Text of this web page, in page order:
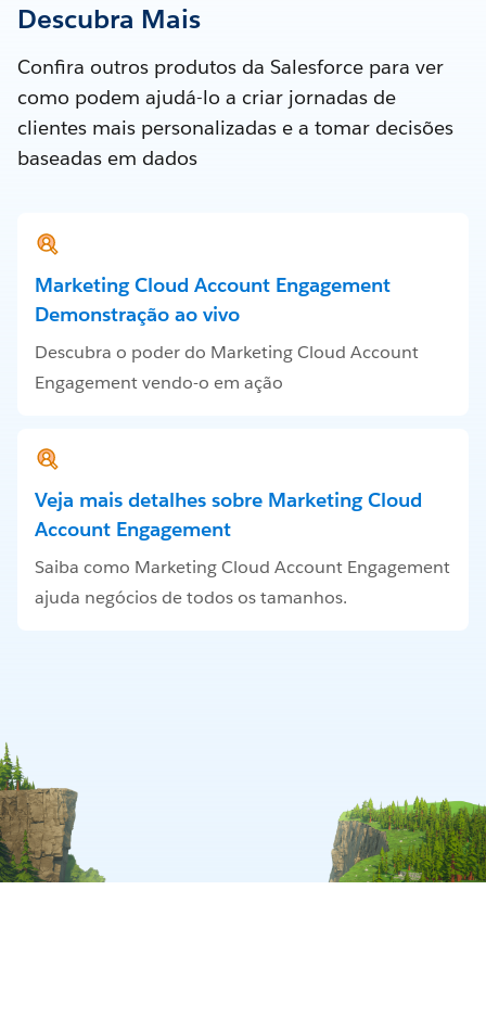
Descubra Mais
Confira outros produtos da Salesforce para ver
como podem ajudá-lo a criar jornadas de
clientes mais personalizadas e a tomar decisões
baseadas em dados
Marketing Cloud Account Engagement
Demonstração ao vivo
Descubra o poder do Marketing Cloud Account
Engagement vendo-o em ação
Veja mais detalhes sobre Marketing Cloud
Account Engagement
Saiba como Marketing Cloud Account Engagement
ajuda negócios de todos os tamanhos.